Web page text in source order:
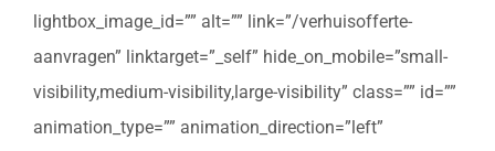
lightbox_image_id=”” alt=”” link=”/verhuisofferte-
aanvragen” linktarget=”_self” hide_on_mobile=”small-
visibility,medium-visibility,large-visibility” class=”” id=””
animation_type=”” animation_direction=”left”